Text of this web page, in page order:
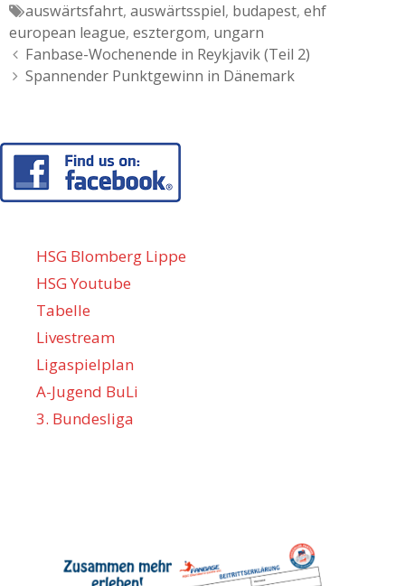
Tags
auswärtsfahrt, auswärtsspiel, budapest, ehf
european league, esztergom, ungarn
Artikel-
Navigation
Fanbase-Wochenende in Reykjavik (Teil 2)
Spannender Punktgewinn in Dänemark
HSG Blomberg Lippe
HSG Youtube
Tabelle
Livestream
Ligaspielplan
A-Jugend BuLi
3. Bundesliga